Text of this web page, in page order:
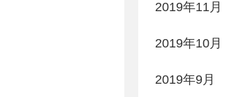
2019年11月
2019年10月
2019年9月